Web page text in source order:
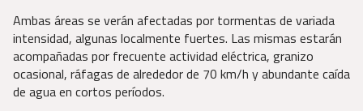
Ambas áreas se verán afectadas por tormentas de variada
intensidad, algunas localmente fuertes. Las mismas estarán
acompañadas por frecuente actividad eléctrica, granizo
ocasional, ráfagas de alrededor de 70 km/h y abundante caída
de agua en cortos períodos.